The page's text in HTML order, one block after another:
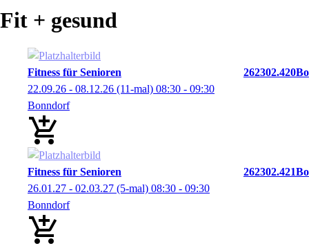
Fit + gesund
Fitness für Senioren
262302.420Bo
22.09.26 - 08.12.26 (11-mal) 08:30 - 09:30
Bonndorf
Fitness für Senioren
262302.421Bo
26.01.27 - 02.03.27 (5-mal) 08:30 - 09:30
Bonndorf